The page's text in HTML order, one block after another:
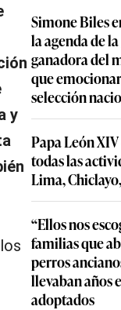
y
Simone Biles
la agenda de
ganadora del
que
selección
Papa León
todas las
Lima,
“Ellos nos
familias que
perros
llevaban años
adoptados